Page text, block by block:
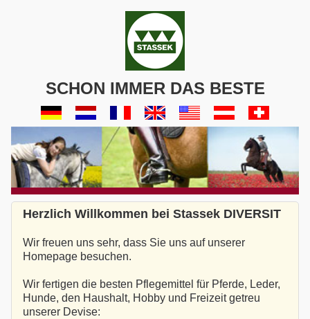
SCHON IMMER DAS BESTE
Herzlich Willkommen bei Stassek DIVERSIT
Wir freuen uns sehr, dass Sie uns auf unserer
Homepage besuchen.
Wir fertigen die besten Pflegemittel für Pferde, Leder,
Hunde, den Haushalt, Hobby und Freizeit getreu
unserer Devise: